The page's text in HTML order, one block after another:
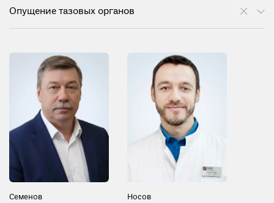
Опущение тазовых органов
Семенов
Носов